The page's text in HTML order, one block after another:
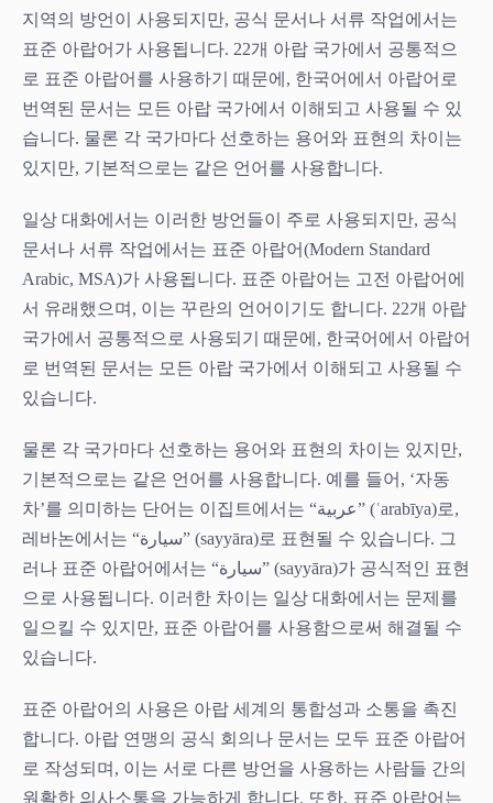
지역의 방언이 사용되지만, 공식 문서나 서류 작업에서는
표준 아랍어가 사용됩니다. 22개 아랍 국가에서 공통적으
로 표준 아랍어를 사용하기 때문에, 한국어에서 아랍어로
번역된 문서는 모든 아랍 국가에서 이해되고 사용될 수 있
습니다. 물론 각 국가마다 선호하는 용어와 표현의 차이는
있지만, 기본적으로는 같은 언어를 사용합니다.
일상 대화에서는 이러한 방언들이 주로 사용되지만, 공식
문서나 서류 작업에서는 표준 아랍어(Modern Standard
Arabic, MSA)가 사용됩니다. 표준 아랍어는 고전 아랍어에
서 유래했으며, 이는 꾸란의 언어이기도 합니다. 22개 아랍
국가에서 공통적으로 사용되기 때문에, 한국어에서 아랍어
로 번역된 문서는 모든 아랍 국가에서 이해되고 사용될 수
있습니다.
물론 각 국가마다 선호하는 용어와 표현의 차이는 있지만,
기본적으로는 같은 언어를 사용합니다. 예를 들어, ‘자동
차’를 의미하는 단어는 이집트에서는 “عربية” (ʿarabīya)로,
레바논에서는 “سيارة” (sayyāra)로 표현될 수 있습니다. 그
러나 표준 아랍어에서는 “سيارة” (sayyāra)가 공식적인 표현
으로 사용됩니다. 이러한 차이는 일상 대화에서는 문제를
일으킬 수 있지만, 표준 아랍어를 사용함으로써 해결될 수
있습니다.
표준 아랍어의 사용은 아랍 세계의 통합성과 소통을 촉진
합니다. 아랍 연맹의 공식 회의나 문서는 모두 표준 아랍어
로 작성되며, 이는 서로 다른 방언을 사용하는 사람들 간의
원활한 의사소통을 가능하게 합니다. 또한, 표준 아랍어는